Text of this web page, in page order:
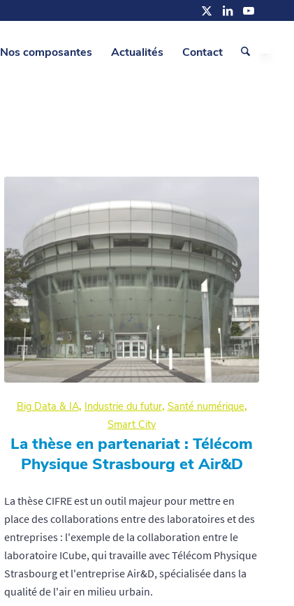
Nos composantes Actualités Contact
Big Data & IA, Industrie du futur, Santé numérique,
Smart City
La thèse en partenariat : Télécom
Physique Strasbourg et Air&D
La thèse CIFRE est un outil majeur pour mettre en
place des collaborations entre des laboratoires et des
entreprises : l'exemple de la collaboration entre le
laboratoire ICube, qui travaille avec Télécom Physique
Strasbourg et l'entreprise Air&D, spécialisée dans la
qualité de l'air en milieu urbain.